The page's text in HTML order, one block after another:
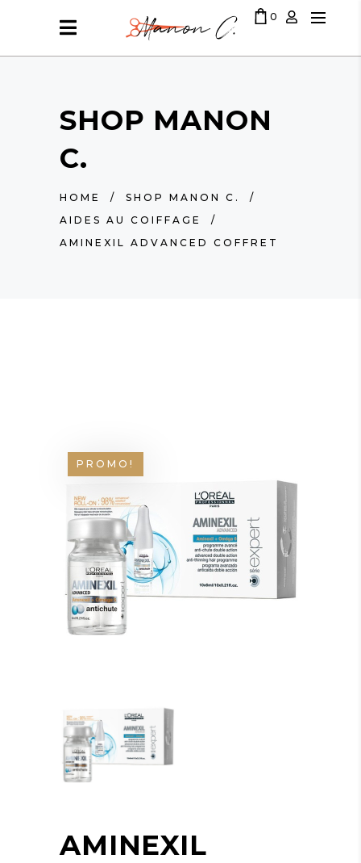
0
LE PANIER EST VIDE
SHOP MANON
C.
HOME / SHOP MANON C.
/
AIDES AU COIFFAGE
/
AMINEXIL ADVANCED COFFRET
PROMO!
AMINEXIL